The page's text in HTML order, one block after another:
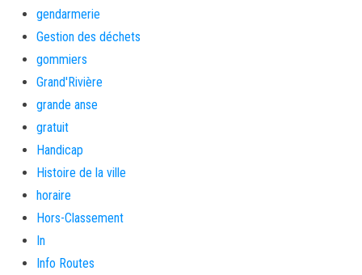
gendarmerie
Gestion des déchets
gommiers
Grand'Rivière
grande anse
gratuit
Handicap
Histoire de la ville
horaire
Hors-Classement
In
Info Routes